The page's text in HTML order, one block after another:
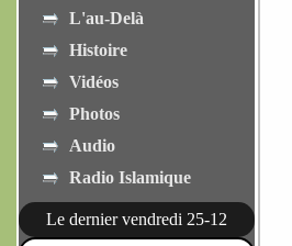
L'au-Delà
Histoire
Vidéos
Photos
Audio
Radio Islamique
Le dernier vendredi 25-12